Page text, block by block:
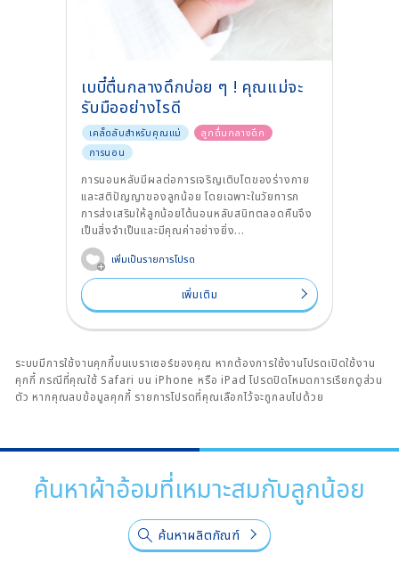
เบบี๋ตื่นกลางดึกบ่อย ๆ ! คุณแม่จะ
รับมืออย่างไรดี
เคล็ดลับสำหรับคุณแม่
ลูกตื่นกลางดึก
การนอน
การนอนหลับมีผลต่อการเจริญเติบโตของร่างกาย
และสติปัญญาของลูกน้อย โดยเฉพาะในวัยทารก
การส่งเสริมให้ลูกน้อยได้นอนหลับสนิทตลอดคืนจึง
เป็นสิ่งจำเป็นและมีคุณค่าอย่างยิ่ง...
เพิ่มเป็นรายการโปรด
เพิ่มเติม
ระบบมีการใช้งานคุกกี้บนเบราเซอร์ของคุณ หากต้องการใช้งานโปรดเปิดใช้งาน
คุกกี้ กรณีที่คุณใช้ Safari บน iPhone หรือ iPad โปรดปิดโหมดการเรียกดูส่วน
ตัว หากคุณลบข้อมูลคุกกี้ รายการโปรดที่คุณเลือกไว้จะถูกลบไปด้วย
ค้นหาผ้าอ้อมที่เหมาะสมกับลูกน้อย
ค้นหาผลิตภัณฑ์